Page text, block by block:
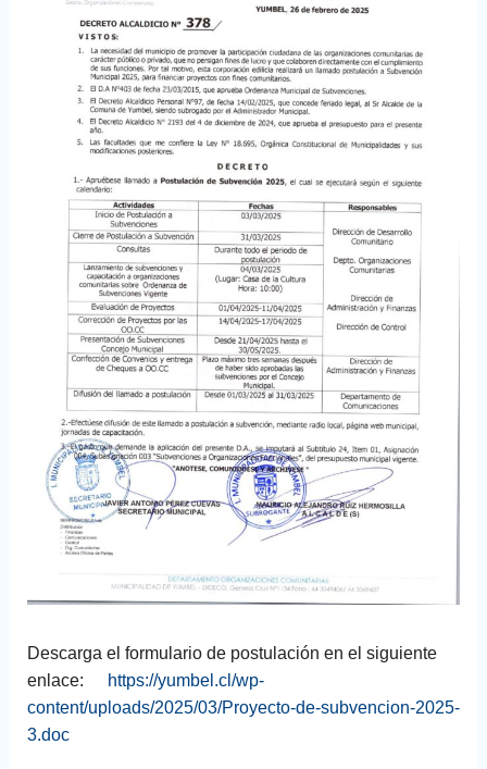
Descarga el formulario de postulación en el siguiente
enlace:
https://yumbel.cl/wp-
content/uploads/2025/03/Proyecto-de-subvencion-2025-
3.doc